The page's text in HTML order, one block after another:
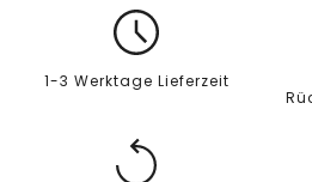
1-3 Werktage Lieferzeit